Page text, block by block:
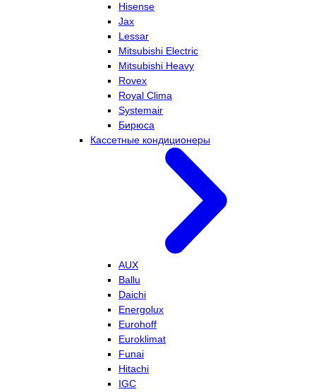
Hisense
Jax
Lessar
Mitsubishi Electric
Mitsubishi Heavy
Rovex
Royal Clima
Systemair
Бирюса
Кассетные кондиционеры
AUX
Ballu
Daichi
Energolux
Eurohoff
Euroklimat
Funai
Hitachi
IGC